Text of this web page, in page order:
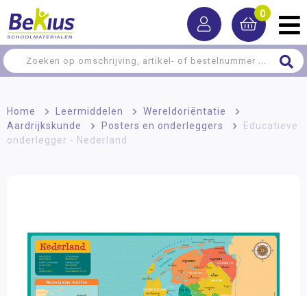
0
Home > Leermiddelen > Wereldoriëntatie
>
Aardrijkskunde
> Posters en onderleggers >
Educatieve
onderlegger - Nederland